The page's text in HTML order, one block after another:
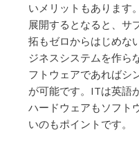
いメリットもあります
展開するとなると、サ
拓もゼロからはじめな
ジネスシステムを作ら
フトウェアであればシ
が可能です。ITは英語
ハードウェアもソフト
いのもポイントです。